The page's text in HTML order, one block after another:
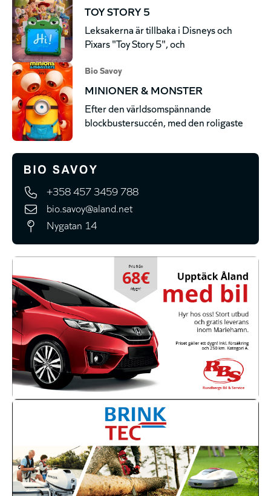
TOY STORY 5
Leksakerna är tillbaka i Disneys och
Pixars "Toy Story 5", och
Bio Savoy
MINIONER & MONSTER
Efter den världsomspännande
blockbustersuccén, med den roligaste
+358 457 3459 788
bio.savoy@aland.net
Nygatan 14